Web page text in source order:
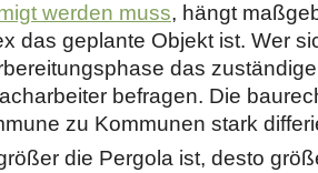
werden muss, hängt
das geplante Objekt ist. Wer
das
befragen. Die
zu Kommunen stark
die Pergola ist, desto